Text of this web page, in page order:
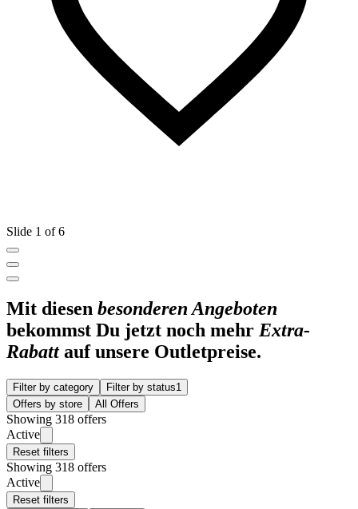
Slide 1 of 6
Mit diesen besonderen Angeboten
bekommst Du jetzt noch mehr Extra-
Rabattauf unsere Outletpreise.
Filter by category Filter by status1
Offers by store
All Offers
Showing 318 offers
Active
Reset filters
Showing 318 offers
Active
Reset filters